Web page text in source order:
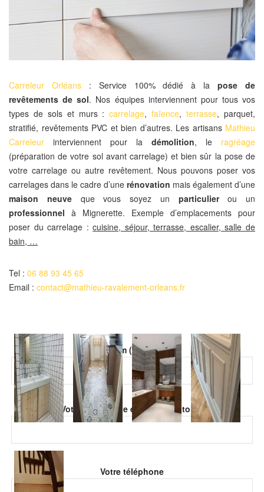
Carreleur Orléans: Service 100% dédié à lapose de
revêtements de sol. Nos équipes interviennent pour tous vos
types de sols et murs :carrelage,faïence,terrasse, parquet,
stratifié, revêtements PVC et bien d’autres. Les artisans Mathieu
Carreleur interviennent pour la démolition, le ragréage
(préparation de votre sol avant carrelage) et bien sûr la pose de
votre carrelage ou autre revêtement. Nous pouvons poser vos
carrelages dans le cadre d’une rénovation mais également d’une
maison neuveque vous soyez un particulierou un
professionnel à Mignerette. Exemple d’emplacements pour
poser du carrelage :cuisine, séjour, terrasse, escalier, salle de
bain, …
Tel : 06 88 93 45 65
Email : contact@mathieu-ravalement-orleans.fr
Veuillez laisser ce champ vide.
Votre nom (obligatoire)
Veuillez laisser ce champ vide.
Votre adresse de email (obligatoire)
Votre téléphone